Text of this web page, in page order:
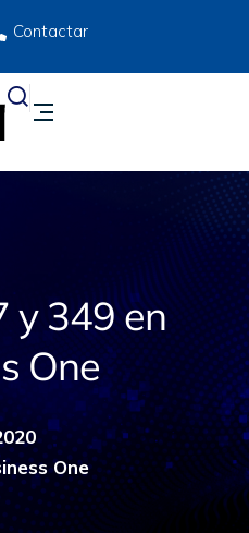
Contactar
y 349 en
One
One